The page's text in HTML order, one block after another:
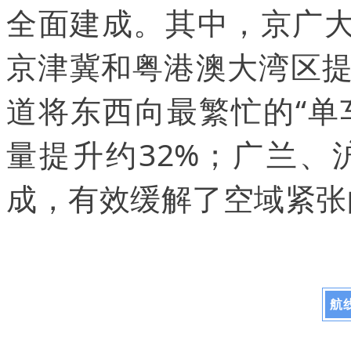
全面建成。其中，京广
京津冀和粤港澳大湾区
道将东西向最繁忙的“
量提升约32%；广兰、
成，有效缓解了空域紧
航